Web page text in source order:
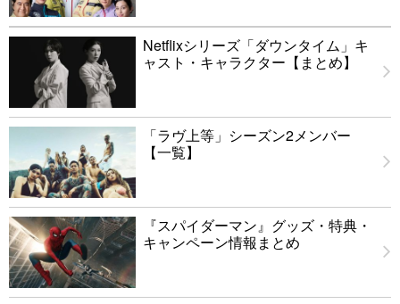
Netflixシリーズ「ダウンタイム」キ
ャスト・キャラクター【まとめ】
「ラヴ上等」シーズン2メンバー
【一覧】
『スパイダーマン』グッズ・特典・
キャンペーン情報まとめ